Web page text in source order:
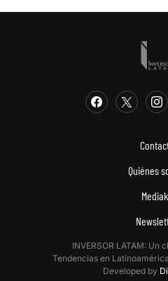
Quiénes
INVERSOR LATAM: Un
Tendencias en
Developed by